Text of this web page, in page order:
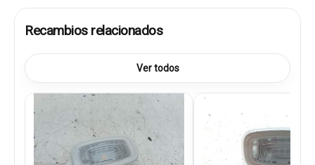
Recambios relacionados
Ver todos